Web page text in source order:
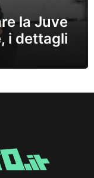
la Juve
i dettagli